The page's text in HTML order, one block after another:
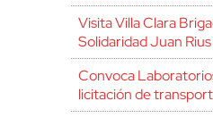
Visita Villa Clara
Solidaridad Juan
Convoca
licitación de